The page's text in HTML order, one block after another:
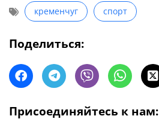
кременчуг спорт
Поделиться:
Присоединяйтесь к нам: